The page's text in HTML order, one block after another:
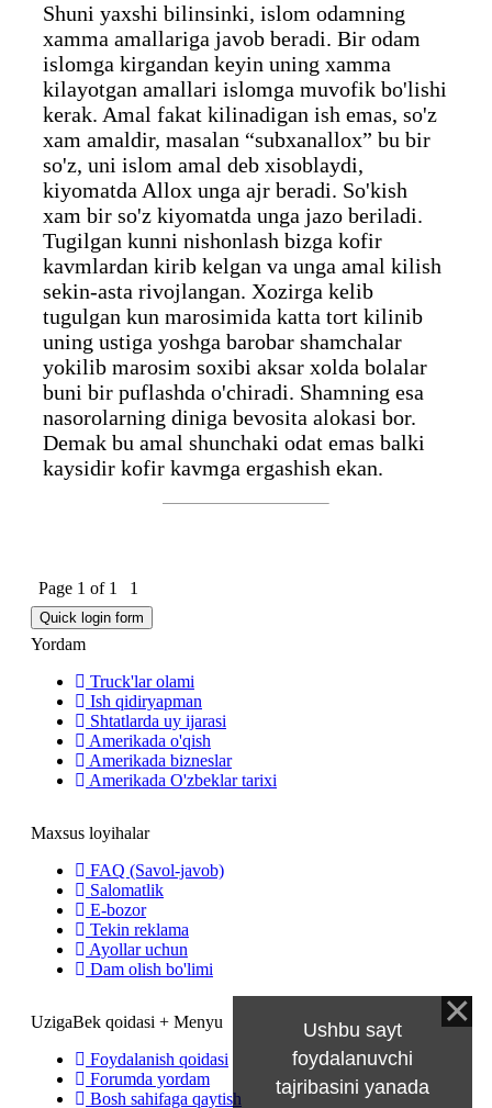
Shuni yaxshi bilinsinki, islom odamning
xamma amallariga javob beradi. Bir odam
islomga kirgandan keyin uning xamma
kilayotgan amallari islomga muvofik bo'lishi
kerak. Amal fakat kilinadigan ish emas, so'z
xam amaldir, masalan “subxanallox” bu bir
so'z, uni islom amal deb xisoblaydi,
kiyomatda Allox unga ajr beradi. So'kish
xam bir so'z kiyomatda unga jazo beriladi.
Tugilgan kunni nishonlash bizga kofir
kavmlardan kirib kelgan va unga amal kilish
sekin-asta rivojlangan. Xozirga kelib
tugulgan kun marosimida katta tort kilinib
uning ustiga yoshga barobar shamchalar
yokilib marosim soxibi aksar xolda bolalar
buni bir puflashda o'chiradi. Shamning esa
nasorolarning diniga bevosita alokasi bor.
Demak bu amal shunchaki odat emas balki
kaysidir kofir kavmga ergashish ekan.
Page 1 of 1 1
Yordam
Truck'lar olami
Ish qidiryapman
Shtatlarda uy ijarasi
Amerikada o'qish
Amerikada bizneslar
Amerikada O'zbeklar tarixi
Maxsus loyihalar
FAQ (Savol-javob)
Salomatlik
E-bozor
Tekin reklama
Ayollar uchun
Dam olish bo'limi
UzigaBek qoidasi + Menyu
Foydalanish qoidasi
Forumda yordam
Bosh sahifaga qaytish
Ushbu sayt
foydalanuvchi
tajribasini yanada